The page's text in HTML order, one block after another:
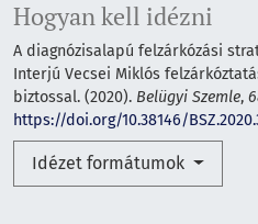
Hogyan kell idézni
A diagnózisalapú felzárkózási
Interjú Vecsei Miklós
biztossal. (2020). Belügyi Szemle,
https://doi.org/10.38146/
Idézet formátumok